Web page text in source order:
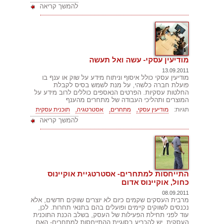
להמשך קריאה
מודיעין עסקי- עשה ואל תעשה
13.09.2011
מודיעין עסקי כולל איסוף וניתוח מידע על שוק או ענף בו
פועלת חברה כלשהי, על מנת לשמש בסיס לקבלת
החלטות עסקיות. הפרטים הנאספים כוללים לרוב מידע על
המוצרים ותהליכי העבודה של מתחרים מהענף
תגיות: מודיעין עסקי, מתחרים, אסטרטגיה, תוכנית עסקית
להמשך קריאה
התייחסות למתחרים- אסטרטגיית אוקיינוס
כחול, אוקיינוס אדום
08.09.2011
מרבית העסקים שקמים כיום לא יוצרים שווקים חדשים, אלא
נכנסים לשווקים קיימים ופועלים בהם בתנאי תחרות. לכן,
עוד לפני תחילת הפעילות של העסק, בשלב הכנת התוכנית
העסקית, יש להכריע בסוגיית ההתייחסות למתחרים- האם